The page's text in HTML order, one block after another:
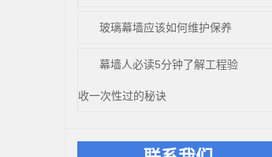
玻璃幕墙应该如何维护保养
幕墙人必读5分钟了解工程验
收一次性过的秘诀